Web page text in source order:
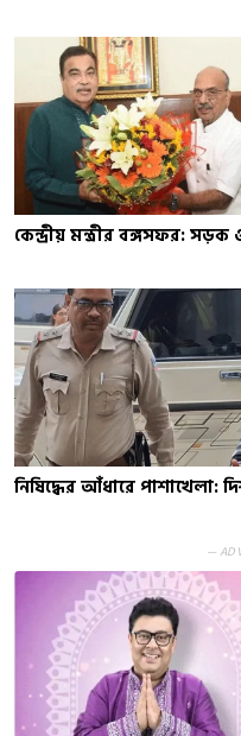
কেন্দ্রীয় মন্ত্রীর বঙ্গসফর:
নিষিদ্ধের আঁধারে পাশাখেলা:
—